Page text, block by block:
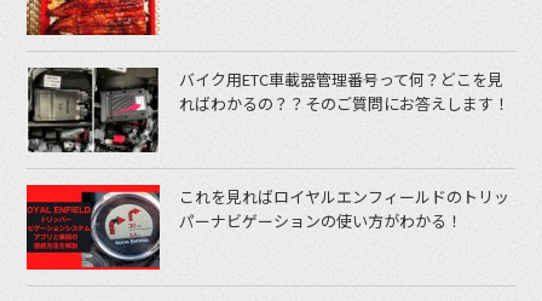
バイク用ETC車載器管理番号って何？どこを見
ればわかるの？？そのご質問にお答えします！
これを見ればロイヤルエンフィールドのトリッ
パーナビゲーションの使い方がわかる！